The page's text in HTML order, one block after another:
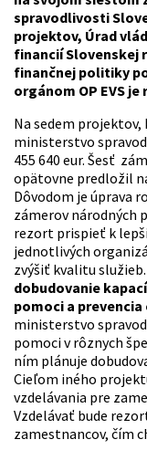
spravodlivosti
projektov, Úrad
financií Slovenskej
finančnej politiky
orgánom OP EVS
Na sedem
ministerstvo
455 640 eur. Šesť
opätovne predložil
Dôvodom je úprava
zámerov národných
rezort prispieť k
jednotlivých
zvýšiť kvalitu služieb.
dobudovanie
pomoci a
ministerstvo
pomoci v rôznych
ním plánuje
Cieľom iného
vzdelávania pre
Vzdelávať bude
zamestnancov, čím